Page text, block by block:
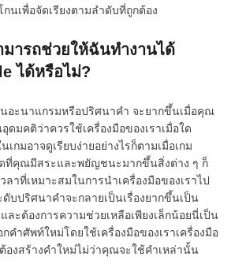
นเพื่อจัดเรียงตามลำดับที่ถูกต้อง
ารถช่วยให้ฉันทำงานได้
ได้หรือไม่?
อะนาแกรมหรือปริศนาคำ จะยากขึ้นเมื่อคุณ
ดมคติว่าควรใช้เครื่องมือของเราเมื่อใด
เกมอาจดูเรียบง่ายอย่างไรก็ตามเมื่อเกม
ที่คุณมีสระและพยัญชนะมากขึ้นสิ่งต่าง ๆ ก็
ลาที่เหมาะสมในการนำเครื่องมือของเราไป
บปริศนาคำจะกลายเป็นเรื่องยากขึ้นเป็น
ละต้องการความช่วยเหลือเพียงเล็กน้อยนี่เป็น
คำศัพท์ใหม่โดยใช้เครื่องมือของเราเครื่องมือ
องสร้างคำใหม่ไม่ว่าคุณจะใช้คำเหล่านั้น